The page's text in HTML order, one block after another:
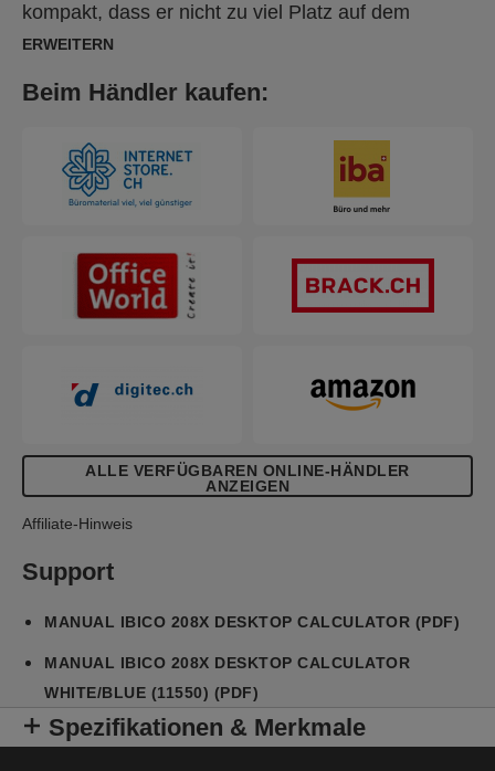
kompakt, dass er nicht zu viel Platz auf dem
Schreibtisch braucht. Maße: 190 x 140 x 32 mm.
ERWEITERN
Beim Händler kaufen:
ALLE VERFÜGBAREN ONLINE-HÄNDLER
ANZEIGEN
Affiliate-Hinweis
Support
MANUAL IBICO 208X DESKTOP CALCULATOR (PDF)
MANUAL IBICO 208X DESKTOP CALCULATOR
WHITE/BLUE (11550) (PDF)
Spezifikationen & Merkmale